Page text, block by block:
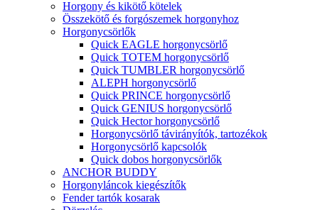
Horgony és kikötő kötelek
Összekötő és forgószemek horgonyhoz
Horgonycsörlők
Quick EAGLE horgonycsörlő
Quick TOTEM horgonycsörlő
Quick TUMBLER horgonycsörlő
ALEPH horgonycsörlő
Quick PRINCE horgonycsörlő
Quick GENIUS horgonycsörlő
Quick Hector horgonycsörlő
Horgonycsörlő távirányítók, tartozékok
Horgonycsörlő kapcsolók
Quick dobos horgonycsörlők
ANCHOR BUDDY
Horgonyláncok kiegészítők
Fender tartók kosarak